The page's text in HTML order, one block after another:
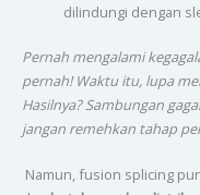
dilindungi dengan
Pernah mengalami
pernah! Waktu itu, lupa
Hasilnya? Sambungan
jangan remehkan tahap
Namun, fusion splicing